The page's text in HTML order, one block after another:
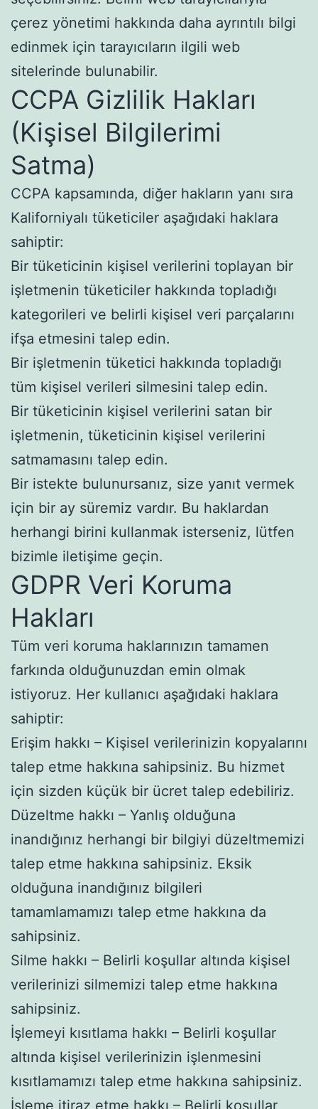
çerez yönetimi hakkında daha ayrıntılı bilgi
edinmek için tarayıcıların ilgili web
sitelerinde bulunabilir.
CCPA Gizlilik Hakları
(Kişisel Bilgilerimi
Satma)
CCPA kapsamında, diğer hakların yanı sıra
Kaliforniyalı tüketiciler aşağıdaki haklara
sahiptir:
Bir tüketicinin kişisel verilerini toplayan bir
işletmenin tüketiciler hakkında topladığı
kategorileri ve belirli kişisel veri parçalarını
ifşa etmesini talep edin.
Bir işletmenin tüketici hakkında topladığı
tüm kişisel verileri silmesini talep edin.
Bir tüketicinin kişisel verilerini satan bir
işletmenin, tüketicinin kişisel verilerini
satmamasını talep edin.
Bir istekte bulunursanız, size yanıt vermek
için bir ay süremiz vardır. Bu haklardan
herhangi birini kullanmak isterseniz, lütfen
bizimle iletişime geçin.
GDPR Veri Koruma
Hakları
Tüm veri koruma haklarınızın tamamen
farkında olduğunuzdan emin olmak
istiyoruz. Her kullanıcı aşağıdaki haklara
sahiptir:
Erişim hakkı – Kişisel verilerinizin kopyalarını
talep etme hakkına sahipsiniz. Bu hizmet
için sizden küçük bir ücret talep edebiliriz.
Düzeltme hakkı – Yanlış olduğuna
inandığınız herhangi bir bilgiyi düzeltmemizi
talep etme hakkına sahipsiniz. Eksik
olduğuna inandığınız bilgileri
tamamlamamızı talep etme hakkına da
sahipsiniz.
Silme hakkı – Belirli koşullar altında kişisel
verilerinizi silmemizi talep etme hakkına
sahipsiniz.
İşlemeyi kısıtlama hakkı – Belirli koşullar
altında kişisel verilerinizin işlenmesini
kısıtlamamızı talep etme hakkına sahipsiniz.
İşleme itiraz etme hakkı – Belirli koşullar